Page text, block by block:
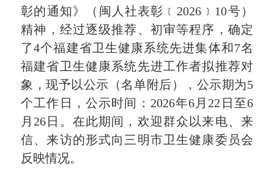
彰的通知》（闽人社表彰﹝ 2026﹞ 10号）
精神 ，经过逐级推荐、初审等程序，确定
了4个福建省卫生健康系统先进集体和7名
福建省卫生健康系统先进工作者拟推荐对
象，现予以公示（名单附后），公示期为5
个工作日，公示时间： 2026年6 月 22 日至6
月 26 日。在此期间，欢迎群众以来电、来
信、来访的形式向三明市卫生健康委员会
反映情况。